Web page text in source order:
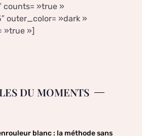
counts= »true »
outer_color= »dark »
»true »]
DU MOMENTS
blanc : la méthode sans